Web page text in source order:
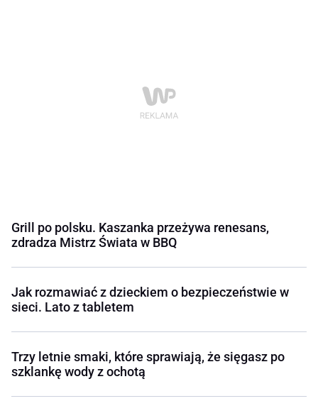
Grill po polsku. Kaszanka przeżywa renesans,
zdradza Mistrz Świata w BBQ
Jak rozmawiać z dzieckiem o bezpieczeństwie w
sieci. Lato z tabletem
Trzy letnie smaki, które sprawiają, że sięgasz po
szklankę wody z ochotą